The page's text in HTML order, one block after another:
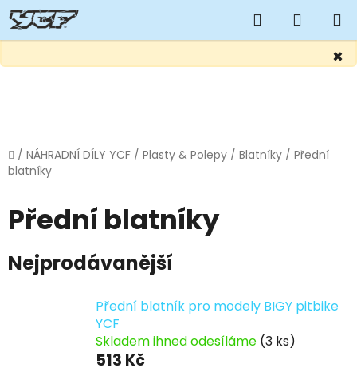
×
Hledat
KOŠÍK
Domů
/ NÁHRADNÍ DÍLY YCF / Plasty & Polepy / Blatníky / Přední
blatníky
Přední blatníky
Nejprodávanější
Přední blatník pro modely BIGY pitbike
YCF
Skladem ihned odesíláme (3 ks)
513 Kč